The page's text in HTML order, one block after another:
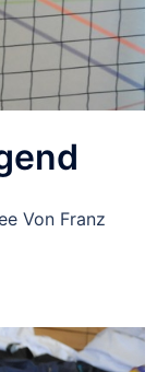
Von Franz